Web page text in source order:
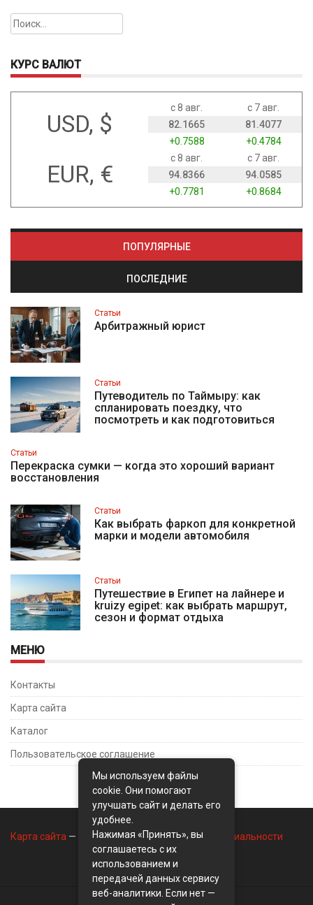
Найти:
КУРС ВАЛЮТ
USD, $
с 8 авг.
с 7 авг.
82.1665
81.4077
+0.7588
+0.4784
EUR, €
с 8 авг.
с 7 авг.
94.8366
94.0585
+0.7781
+0.8684
ПОПУЛЯРНЫЕ
ПОСЛЕДНИЕ
Статьи
Арбитражный юрист
Статьи
Путеводитель по Таймыру: как
спланировать поездку, что
посмотреть и как подготовиться
Статьи
Перекраска сумки — когда это хороший вариант
восстановления
Статьи
Как выбрать фаркоп для конкретной
марки и модели автомобиля
Статьи
Путешествие в Египет на лайнере и
kruizy egipet: как выбрать маршрут,
сезон и формат отдыха
МЕНЮ
Контакты
Карта сайта
Каталог
Пользовательское соглашение
Карта сайта — Контакты— Политика конфиденциальности
Мы используем файлы
cookie. Они помогают
улучшать сайт и делать его
удобнее.
Нажимая «Принять», вы
соглашаетесь с их
использованием и
передачей данных сервису
веб-аналитики. Если нет —